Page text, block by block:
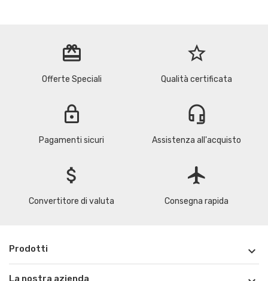
redeem
Offerte Speciali
star_border
Qualità certificata
lock
Pagamenti sicuri
headset_mic
Assistenza all'acquisto
attach_money
Convertitore di valuta
flight
Consegna rapida
Prodotti 
La nostra azienda